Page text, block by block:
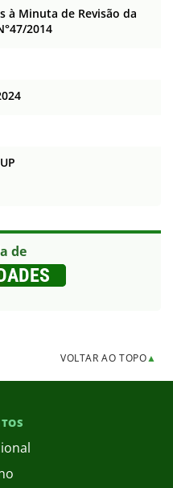
à Minuta de Revisão da
2014
de
VOLTAR AO TOPO▲